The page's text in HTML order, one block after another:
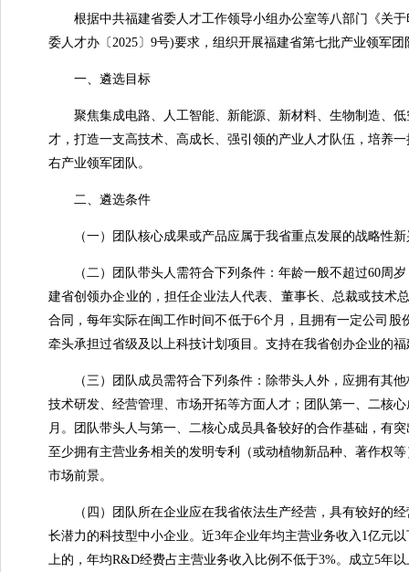
根据中共福建省委人才工作领导小组办公室等八部门《关于
委人才办〔2025〕9号)要求，组织开展福建省第七批产业领军
一、 遴选目标
聚焦集成电路、人工智能、新能源、新材料、生物制造、低
才，打造一支高技术、高成长、强引领的产业人才队伍，培养
右产业领军团队。
二、遴选条件
（一）团队核心成果或产品应属于我省重点发展的战略性新
（二）团队带头人需符合下列条件：年龄一般不超过60周岁
建省创领办企业的，担任企业法人代表、董事长、总裁或技术
合同，每年实际在闽工作时间不低于6个月，且拥有一定公司
牵头承担过省级及以上科技计划项目。支持在我省创办企业的
（三）团队成员需符合下列条件：除带头人外，应拥有其他
技术研发、经营管理、市场开拓等方面人才；团队第一、二核
月。团队带头人与第一、二核心成员具备较好的合作基础，有
至少拥有主营业务相关的发明专利（或动植物新品种、著作权
市场前景。
（四）团队所在企业应在我省依法生产经营，具有较好的经
长潜力的科技型中小企业。近3年企业年均主营业务收入1亿元
上的，年均R&D经费占主营业务收入比例不低于3%。成立5年